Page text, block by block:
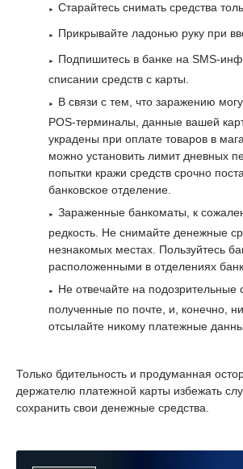
Старайтесь снимать средства
Прикрывайте ладонью руку при
Подпишитесь в банке на SMS-
списании средств с карты.
В связи с тем, что заражению
POS-терминалы, данные вашей
украдены при оплате товаров в
можно установить лимит дневных
попытки кражи средств срочно
банковское отделение.
Зараженные банкоматы, к
редкость. Не снимайте денежные
незнакомых местах. Пользуйтесь
расположенными в отделениях
Не отвечайте на подозрительные
полученные по почте, и, конечно,
отсылайте никому платежные
Только бдительность и продуманная
держателю платежной карты избежать
сохранить свои денежные средства.